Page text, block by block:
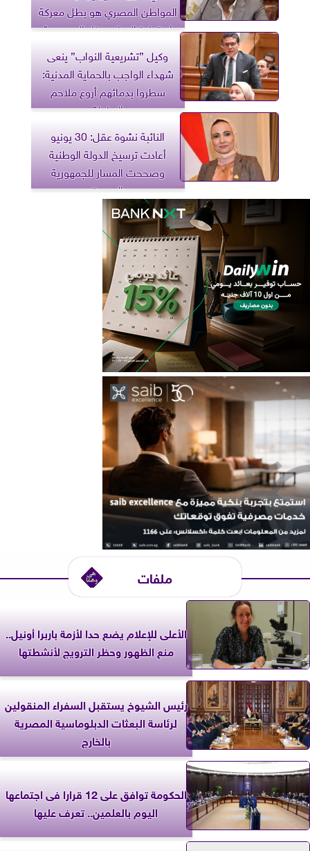
المواطن المصري هو بطل معركة
استعادة الوطن وبناء الجمهورية
وكيل ”تشريعية النواب” ينعى
شهداء الواجب بالحماية المدنية:
سطروا بدمائهم أروع ملاحم
البطولة
النائبة نشوة عقل: 30 يونيو
أعادت ترسيخ الدولة الوطنية
وصححت المسار للجمهورية
الجديدة
ملفات
الأعلى للإعلام يضع حدا لأزمة باربرا أونيل..
منع الظهور وحظر الترويج لأنشطتها
رئيس الشيوخ يستقبل السفراء المنقولين
لرئاسة البعثات الدبلوماسية المصرية
بالخارج
الحكومة توافق على 12 قرارا فى اجتماعها
اليوم بالعلمين.. تعرف عليها